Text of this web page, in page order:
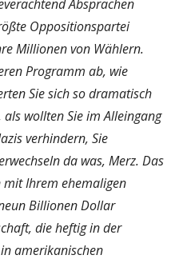
Absprachen
Oppositionspartei
Millionen von Wählern.
Programm ab, wie
Sie sich so dramatisch
wollten Sie im Alleingang
verhindern, Sie
da was, Merz. Das
mit Ihrem ehemaligen
Billionen Dollar
die heftig in der
amerikanischen